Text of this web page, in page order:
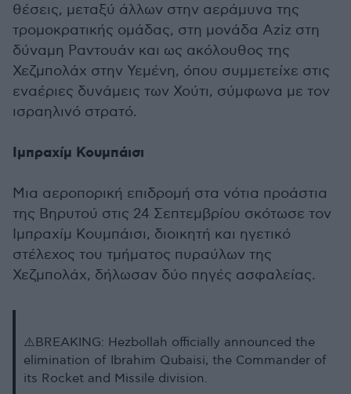
θέσεις, μεταξύ άλλων στην αεράμυνα της
τρομοκρατικής ομάδας, στη μονάδα Aziz στη
δύναμη Ραντουάν και ως ακόλουθος της
Χεζμπολάχ στην Υεμένη, όπου συμμετείχε στις
εναέριες δυνάμεις των Χούτι, σύμφωνα με τον
ισραηλινό στρατό.
Ιμπραχίμ Κουμπάισι
Μια αεροπορική επιδρομή στα νότια προάστια
της Βηρυτού στις 24 Σεπτεμβρίου σκότωσε τον
Ιμπραχίμ Κουμπάισι, διοικητή και ηγετικό
στέλεχος του τμήματος πυραύλων της
Χεζμπολάχ, δήλωσαν δύο πηγές ασφαλείας.
⚠️BREAKING: Hezbollah officially announced the
elimination of Ibrahim Qubaisi, the Commander of
its Rocket and Missile division.